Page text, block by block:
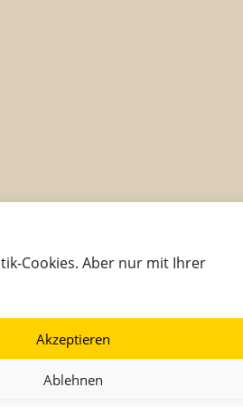
Cookies. Aber nur mit Ihrer
Akzeptieren
Ablehnen